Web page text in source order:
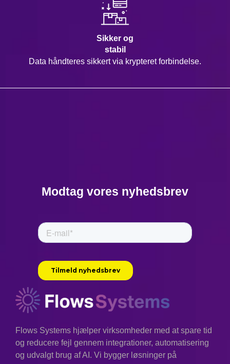
Sikker og
stabil
Data håndteres sikkert via krypteret forbindelse.
Modtag vores nyhedsbrev
Flows Systems hjælper virksomheder med at spare tid
og reducere fejl gennem integrationer, automatisering
og udvalgt brug af AI. Vi bygger løsninger på